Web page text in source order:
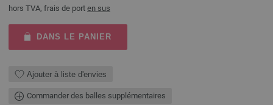
hors TVA, frais de port en sus
DANS LE PANIER
Ajouter à liste d'envies
Commander des balles supplémentaires